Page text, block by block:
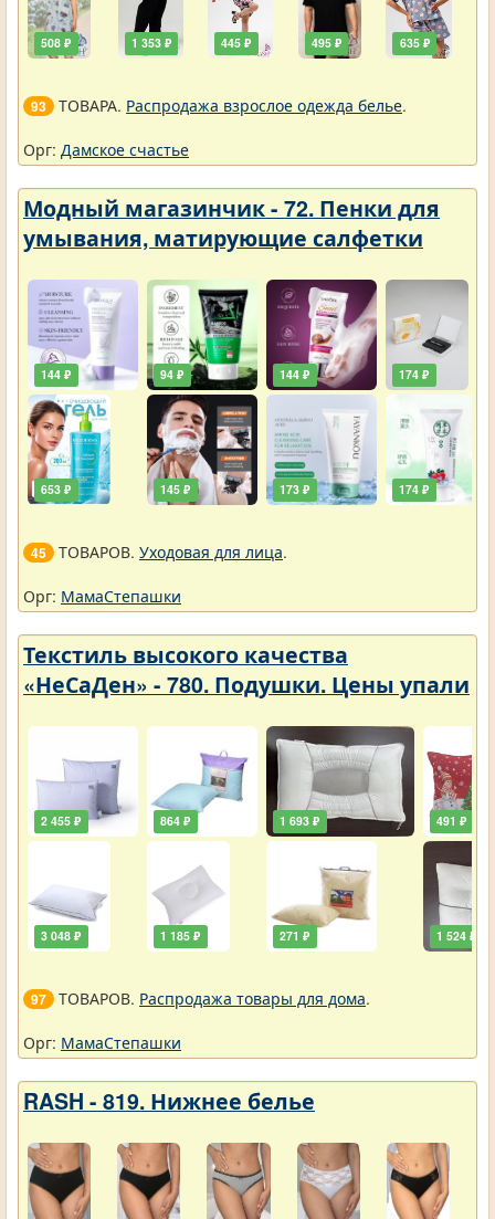
508 ₽ 1 353 ₽ 445 ₽ 495 ₽ 635 ₽
93 ТОВАРА. Распродажа взрослое одежда белье.
Орг: Дамское счастье
Модный магазинчик - 72. Пенки для
умывания, матирующие салфетки
144 ₽
653 ₽
94 ₽
145 ₽
144 ₽
173 ₽
174 ₽
174 ₽
45 ТОВАРОВ. Уходовая для лица.
Орг: МамаСтепашки
Текстиль высокого качества
«НеСаДен» - 780. Подушки. Цены упали
2 455 ₽
3 048 ₽
864 ₽
1 185 ₽
1 693 ₽
271 ₽
491 ₽
1 524 ₽
97 ТОВАРОВ. Распродажа товары для дома.
Орг: МамаСтепашки
RASH - 819. Нижнее белье